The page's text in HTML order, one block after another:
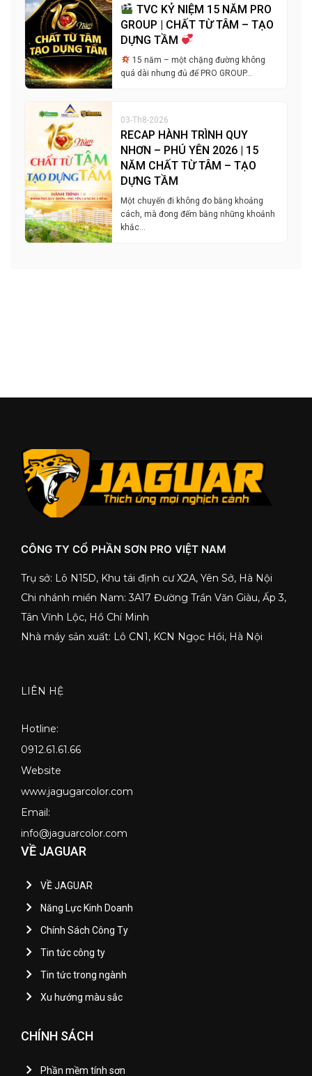
TVC KỶ NIỆM 15 NĂM PRO
GROUP | CHẤT TỪ TÂM – TẠO
DỰNG TẦM
15 năm – một chặng đường không
quá dài nhưng đủ để PRO GROUP…
03-Th8-2026
RECAP HÀNH TRÌNH QUY
NHƠN – PHÚ YÊN 2026 | 15
NĂM CHẤT TỪ TÂM – TẠO
DỰNG TẦM
Một chuyến đi không đo bằng khoảng
cách, mà đong đếm bằng những khoảnh
khắc…
CÔNG TY CỔ PHẦN SƠN PRO VIỆT NAM
Trụ sở: Lô N15D, Khu tái định cư X2A, Yên Sở, Hà Nội
Chi nhánh miền Nam: 3A17 Đường Trần Văn Giàu, Ấp 3,
Tân Vĩnh Lộc, Hồ Chí Minh
Nhà máy sản xuất: Lô CN1, KCN Ngọc Hồi, Hà Nội
LIÊN HỆ
Hotline:
0912.61.61.66
Website
www.jagugarcolor.com
Email:
info@jaguarcolor.com
VỀ JAGUAR
VỀ JAGUAR
Năng Lực Kinh Doanh
Chính Sách Công Ty
Tin tức công ty
Tin tức trong ngành
Xu hướng màu sắc
CHÍNH SÁCH
Phần mềm tính sơn